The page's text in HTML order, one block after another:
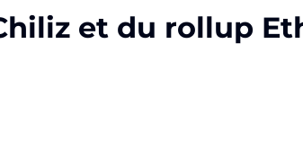
et du rollup